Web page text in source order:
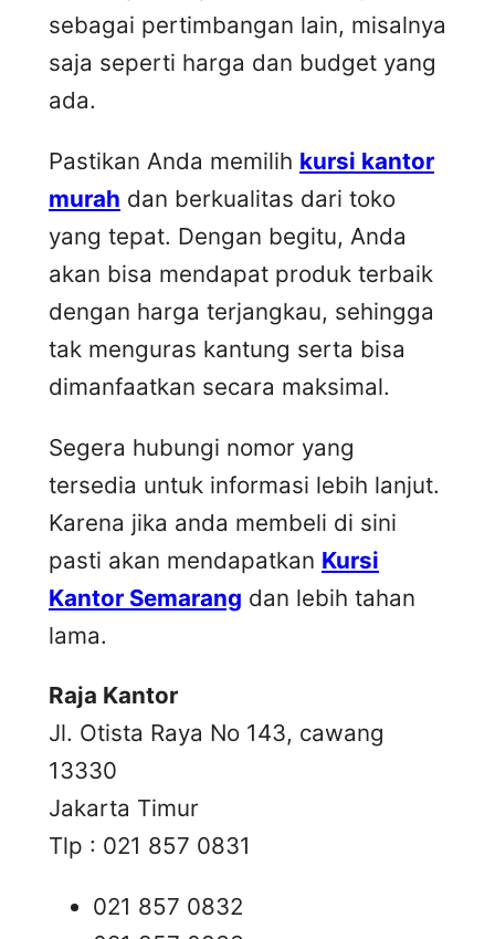
sebagai pertimbangan lain, misalnya
saja seperti harga dan budget yang
ada.
Pastikan Anda memilih kursi kantor
murah dan berkualitas dari toko
yang tepat. Dengan begitu, Anda
akan bisa mendapat produk terbaik
dengan harga terjangkau, sehingga
tak menguras kantung serta bisa
dimanfaatkan secara maksimal.
Segera hubungi nomor yang
tersedia untuk informasi lebih lanjut.
Karena jika anda membeli di sini
pasti akan mendapatkan Kursi
Kantor Semarang dan lebih tahan
lama.
Raja Kantor
Jl. Otista Raya No 143, cawang
13330
Jakarta Timur
Tlp : 021 857 0831
021 857 0832